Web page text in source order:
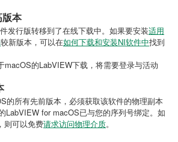
版本
发行版转移到了在线下载中。如果要安装适用
较新版本，可以在如何下载和安装NI软件中找到
macOS的LabVIEW下载，将需要登录与活动
的所有先前版本，必须获取该软件的物理副本
LabVIEW for macOS已与您的序列号绑定。如
则可以免费请求访问物理介质。